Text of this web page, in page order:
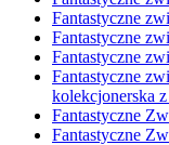
Fantastyczne
Fantastyczne
Fantastyczne
Fantastyczne
kolekcjonerska
Fantastyczne
Fantastyczne